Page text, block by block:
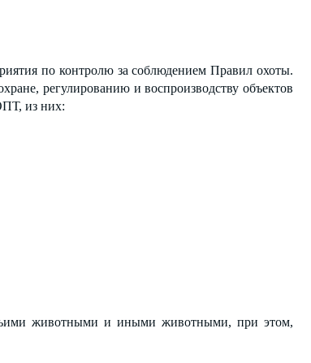
по контролю за соблюдением Правил охоты.
регулированию и воспроизводству объектов
из них:
животными и иными животными, при этом,